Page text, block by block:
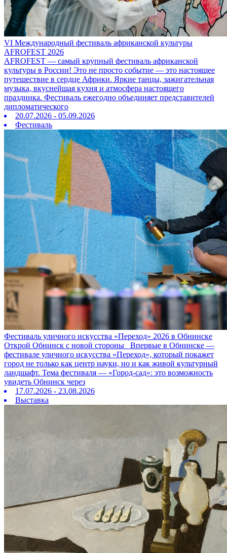
VI Международный фестиваль африканской культуры
AFROFEST 2026
AFROFEST — самый крупный фестиваль африканской
культуры в России! Это не просто событие — это настоящее
путешествие в сердце Африки. Яркие танцы, зажигательная
музыка, вкуснейшая кухня и атмосфера настоящего
праздника. Фестиваль ежегодно объединяет представителей
дипломатического
20.07.2026 - 05.09.2026
Фестиваль
Фестиваль уличного искусства «Переход» 2026 в Обнинске
Открой Обнинск с новой стороны Впервые в Обнинске —
фестивале уличного искусства «Переход», который покажет
город не только как центр науки, но и как живой культурный
ландшафт. Тема фестиваля — «Город‑сад»: это возможность
увидеть Обнинск через
17.07.2026 - 23.08.2026
Выставка